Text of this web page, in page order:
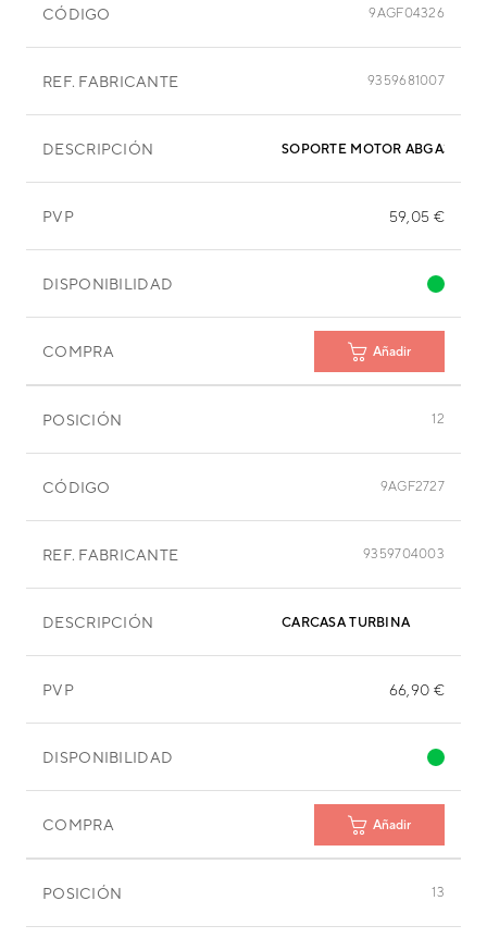
CÓDIGO 9AGF04326
REF. FABRICANTE 9359681007
DESCRIPCIÓN SOPORTE MOTOR
PVP 59,05 €
DISPONIBILIDAD
COMPRA Añadir
POSICIÓN 12
CÓDIGO 9AGF2727
REF. FABRICANTE 9359704003
DESCRIPCIÓN CARCASA TURBINA
PVP 66,90 €
DISPONIBILIDAD
COMPRA Añadir
POSICIÓN 13